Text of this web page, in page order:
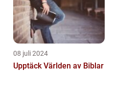
08 juli 2024
Upptäck Världen av Biblar